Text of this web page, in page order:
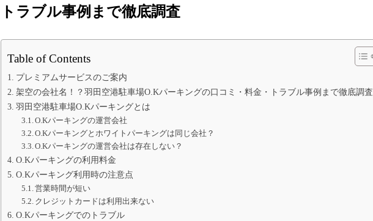
トラブル事例まで徹底調査
Table of Contents
プレミアムサービスのご案内
架空の会社名！？羽田空港駐車場O.Kパーキングの口コミ・料金・トラブル事例まで徹底調査
羽田空港駐車場O.Kパーキングとは
O.Kパーキングの運営会社
O.Kパーキングとホワイトパーキングは同じ会社？
O.Kパーキングの運営会社は存在しない？
O.Kパーキングの利用料金
O.Kパーキング利用時の注意点
営業時間が短い
クレジットカードは利用出来ない
O.Kパーキングでのトラブル